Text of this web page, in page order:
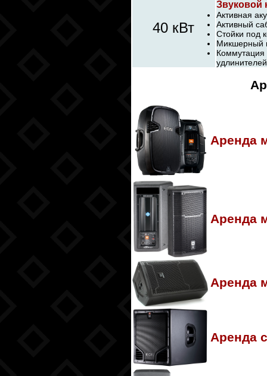
40 кВт
Звуковой
Активная
Активный
Стойки под
Микшерный
Коммутация
Аренда
Аренда
Аренда
Аренда